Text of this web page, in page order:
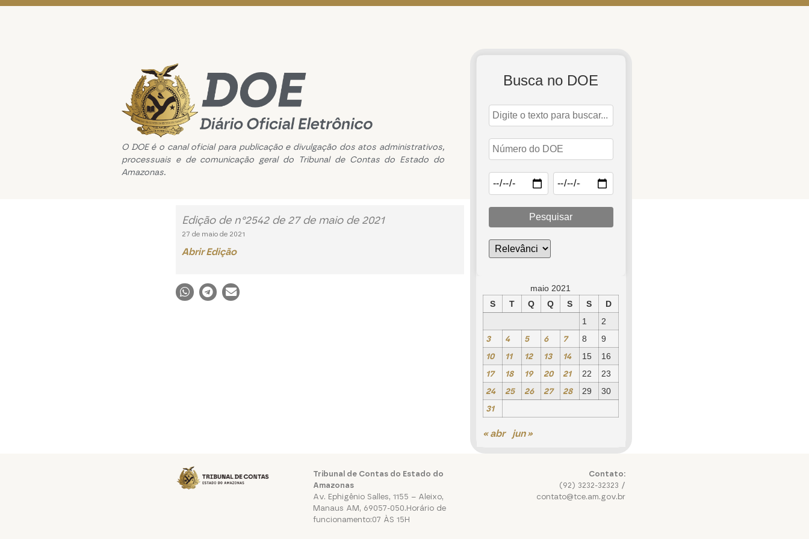
O DOE é o canal oficial para publicação e divulgação dos atos administrativos,
processuais e de comunicação geral do Tribunal de Contas do Estado do
Amazonas.
Edição de n°2542 de 27 de maio de 2021
27 de maio de 2021
Abrir Edição
Busca no DOE
Pesquisar
maio 2021
S
T Q Q S S
D
1
2
3 4 5 6 7 8 9
10 11 12 13 14 15 16
17 18 19 20 21 22 23
24 25 26 27 28 29 30
31
« abr jun »
Tribunal de Contas do Estado do
Amazonas
Av. Ephigênio Salles, 1155 – Aleixo,
Manaus AM, 69057-050.Horário de
funcionamento:07 ÀS 15H
Contato:
(92) 3232-32323 /
contato@tce.am.gov.br